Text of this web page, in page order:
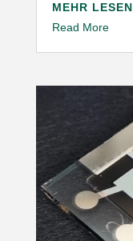
MEHR LESEN
Read More